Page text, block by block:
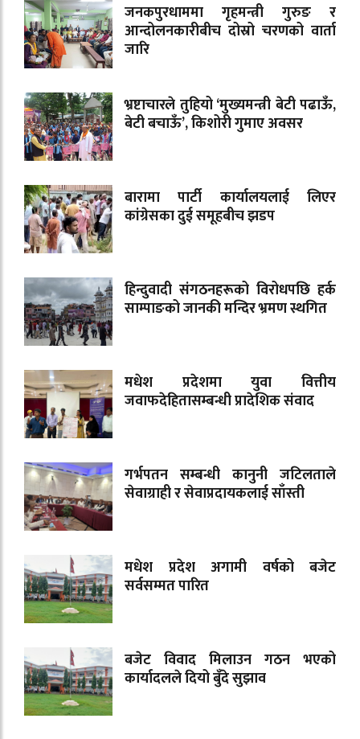
जनकपुरधाममा गृहमन्त्री गुरुङ र
आन्दोलनकारीबीच दोस्रो चरणको वार्ता
जारि
भ्रष्टाचारले तुहियो ‘मुख्यमन्त्री बेटी पढाऊँ,
बेटी बचाऊँ’, किशोरी गुमाए अवसर
बारामा पार्टी कार्यालयलाई लिएर
कांग्रेसका दुई समूहबीच झडप
हिन्दुवादी संगठनहरूको विरोधपछि हर्क
साम्पाङको जानकी मन्दिर भ्रमण स्थगित
मधेश प्रदेशमा युवा वित्तीय
जवाफदेहितासम्बन्धी प्रादेशिक संवाद
गर्भपतन सम्बन्धी कानुनी जटिलताले
सेवाग्राही र सेवाप्रदायकलाई साँस्ती
मधेश प्रदेश अगामी वर्षको बजेट
सर्वसम्मत पारित
बजेट विवाद मिलाउन गठन भएको
कार्यादलले दियो बुँदे सुझाव